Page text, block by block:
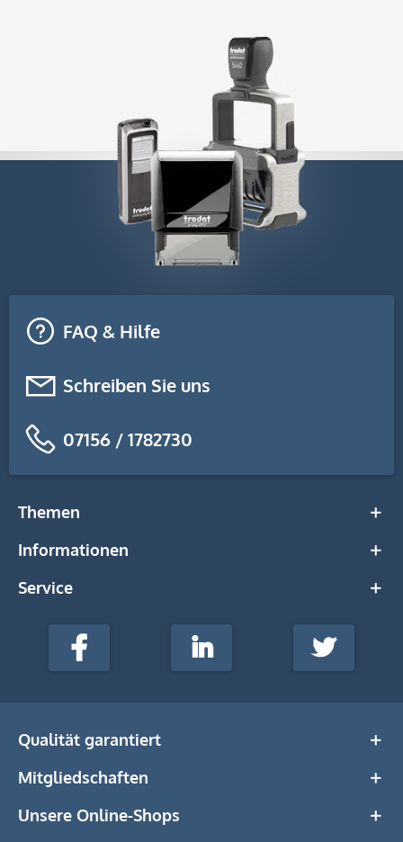
FAQ & Hilfe
Schreiben Sie uns
07156 / 1782730
Themen
Informationen
Service
stempel-
Media
Facebook LinkedIn Twitter
Qualität garantiert
Mitgliedschaften
Unsere Online-Shops